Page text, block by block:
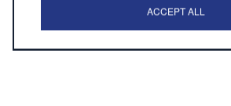
ACCEPT ALL